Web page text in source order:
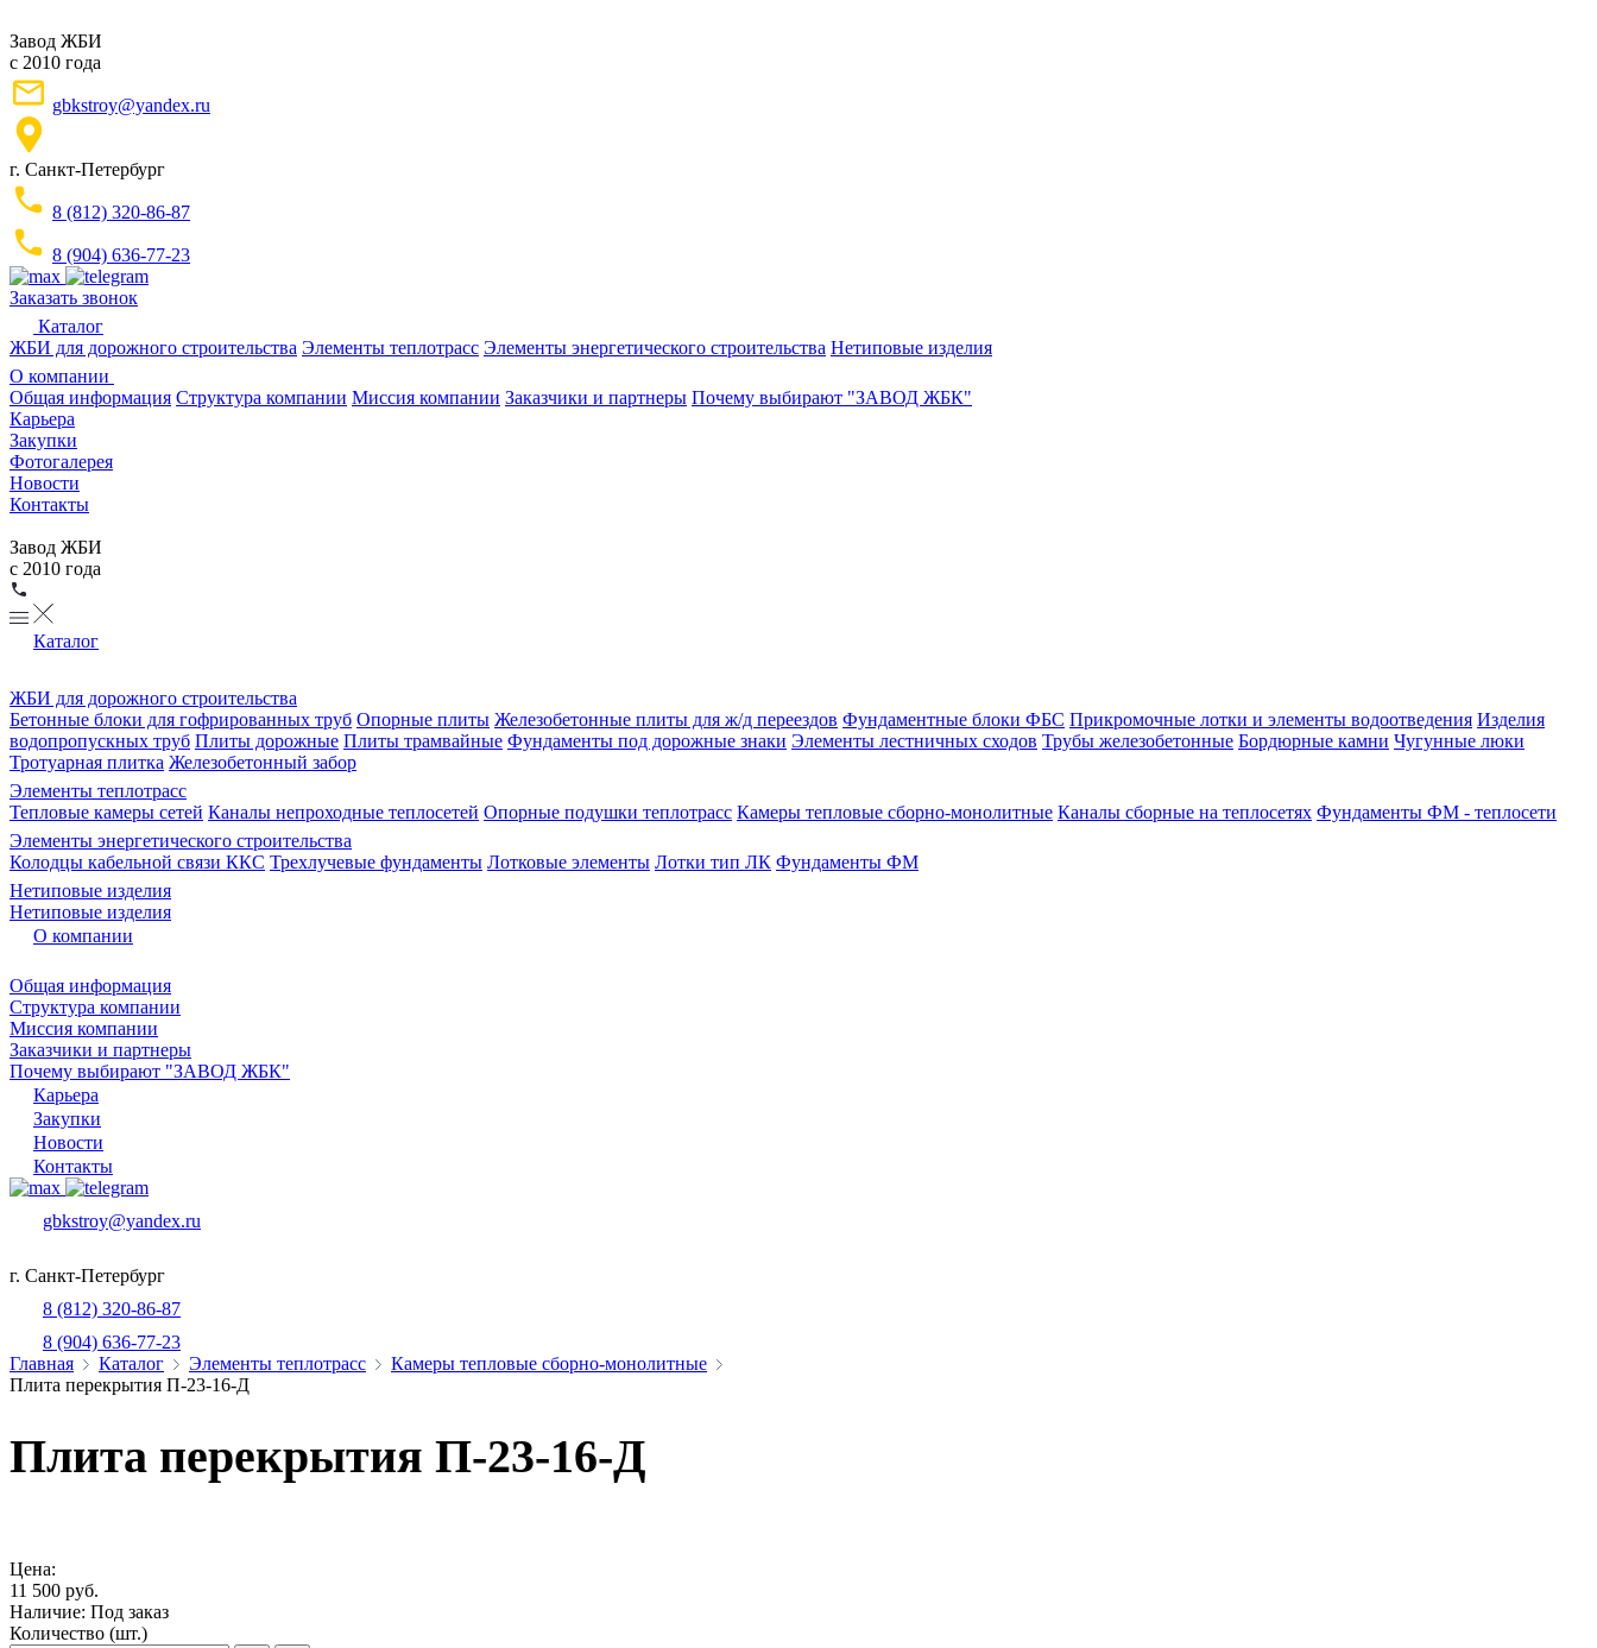
Завод ЖБИ
с 2010 года
gbkstroy@yandex.ru
г. Санкт-Петербург
8 (812) 320-86-87
8 (904) 636-77-23
Заказать звонок
Каталог
ЖБИ для дорожного строительства Элементы теплотрасс Элементы энергетического строительства Нетиповые изделия
О компании
Общая информация Структура компании Миссия компании Заказчики и партнеры Почему выбирают "ЗАВОД ЖБК"
Карьера
Закупки
Фотогалерея
Новости
Контакты
Завод ЖБИ
с 2010 года
Каталог
ЖБИ для дорожного строительства
Бетонные блоки для гофрированных труб Опорные плиты Железобетонные плиты для ж/д переездов Фундаментные блоки ФБС Прикромочные лотки и элементы водоотведения Изделия
водопропускных труб Плиты дорожные Плиты трамвайные Фундаменты под дорожные знаки Элементы лестничных сходов Трубы железобетонные Бордюрные камни Чугунные люки
Тротуарная плитка Железобетонный забор
Элементы теплотрасс
Тепловые камеры сетей Каналы непроходные теплосетей Опорные подушки теплотрасс Камеры тепловые сборно-монолитные Каналы сборные на теплосетях Фундаменты ФМ - теплосети
Элементы энергетического строительства
Колодцы кабельной связи ККС Трехлучевые фундаменты Лотковые элементы Лотки тип ЛК Фундаменты ФМ
Нетиповые изделия
Нетиповые изделия
О компании
Общая информация
Структура компании
Миссия компании
Заказчики и партнеры
Почему выбирают "ЗАВОД ЖБК"
Карьера
Закупки
Новости
Контакты
gbkstroy@yandex.ru
г. Санкт-Петербург
8 (812) 320-86-87
8 (904) 636-77-23
Главная
Каталог Элементы теплотрасс
Камеры тепловые сборно-монолитные
Плита перекрытия П-23-16-Д
Плита перекрытия П-23-16-Д
Цена:
11 500 руб.
Наличие: Под заказ
Количество (шт.)